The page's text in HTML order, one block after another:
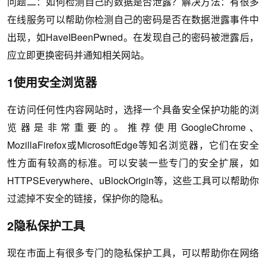
在线服务可以帮助你检测自己的密码是否在数据泄露事件中
出现，如HaveIBeenPwned。在发现自己的密码被泄露后，
应立即更换密码并通知相关网站。
1使用安全浏览器
在访问任何性内容网站时，选择一个具备安全保护功能的浏
览器是非常重要的。推荐使用GoogleChrome、
MozillaFirefox或MicrosoftEdge等知名浏览器，它们在安全
性方面有较高的标准。可以安装一些专门的安全扩展，如
HTTPSEverywhere、uBlockOrigin等，这些工具可以帮助你
过滤掉不安全的链接，保护你的隐私。
2隐私保护工具
现在市面上有很多专门的隐私保护工具，可以帮助你在网络